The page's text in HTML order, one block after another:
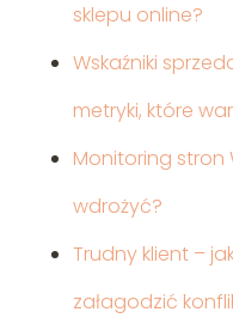
sklepu online?
Wskaźniki
metryki, które
Monitoring stron
wdrożyć?
Trudny klient –
załagodzić